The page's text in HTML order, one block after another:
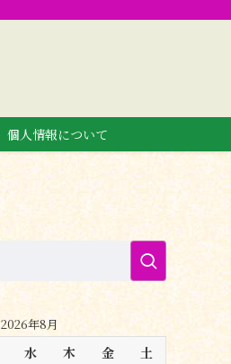
個人情報について
2026年8月
水 木 金 土